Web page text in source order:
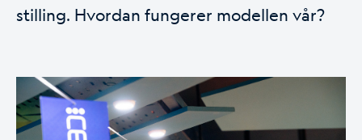
stilling. Hvordan fungerer modellen vår?